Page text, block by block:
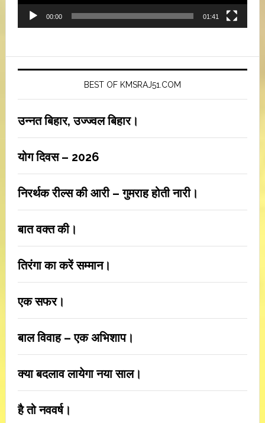
00:00 01:41
BEST OF KMSRAJ51.COM
उन्नत बिहार, उज्ज्वल बिहार।
योग दिवस – 2026
निरर्थक रील्स की आरी – गुमराह होती नारी।
बात वक्त की।
तिरंगा का करें सम्मान।
एक सफर।
बाल विवाह – एक अभिशाप।
क्या बदलाव लायेगा नया साल।
है तो नववर्ष।